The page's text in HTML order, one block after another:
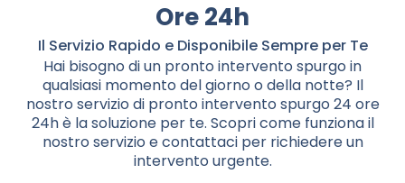
Ore 24h
Il Servizio Rapido e Disponibile Sempre per Te
Hai bisogno di un pronto intervento spurgo in
qualsiasi momento del giorno o della notte? Il
nostro servizio di pronto intervento spurgo 24 ore
24h è la soluzione per te. Scopri come funziona il
nostro servizio e contattaci per richiedere un
intervento urgente.